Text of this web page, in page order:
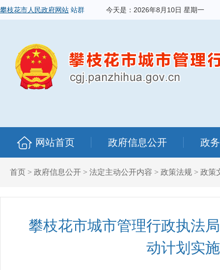
攀枝花市人民政府网站 站群 今天是： 2026年8月10日 星期一
网站首页 政府信息公开 政
首页 > 政府信息公开 > 法定主动公开内容 > 政策法规 > 政策
攀枝花市城市管理行政执法
动计划实